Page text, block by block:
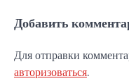
Добавить
Для отправки
авторизоваться.